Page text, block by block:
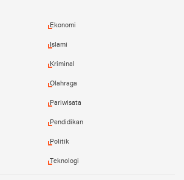
Ekonomi
Islami
Kriminal
Olahraga
Pariwisata
Pendidikan
Politik
Teknologi